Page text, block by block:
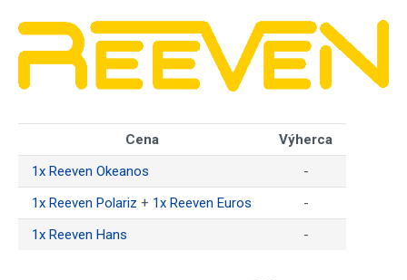
Cena
Výherca
1x Reeven Okeanos
-
1x Reeven Polariz + 1x Reeven Euros
-
1x Reeven Hans
-